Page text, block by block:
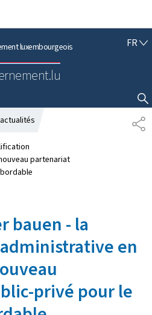
principal
contenu
luxembourgeois FRF
Ç
A
I
S
AFFICHER / MASQUER LA RECHERCHE
P
A
partenariat
bauen - la
en
privé pour le